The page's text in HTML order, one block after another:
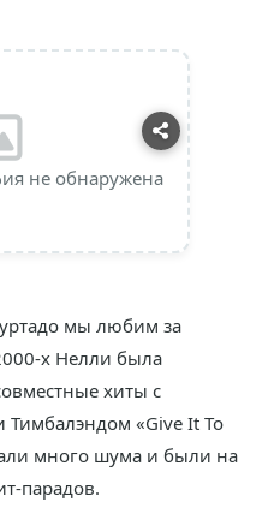
не обнаружена
мы любим за
х Нелли была
хиты с
«Give It To
много шума и были на
парадов.